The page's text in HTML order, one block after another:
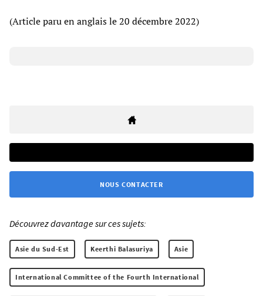
(Article paru en anglais le 20 décembre 2022)
NOUS CONTACTER
Découvrez davantage sur ces sujets:
Asie du Sud-Est Keerthi Balasuriya Asie
International Committee of the Fourth International